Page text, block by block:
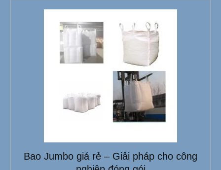
Bao Jumbo giá rẻ – Giải pháp cho công